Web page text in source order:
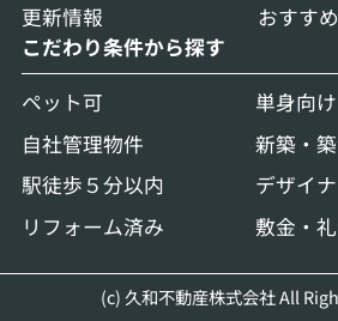
更新情報
おすす
こだわり条件から探す
ペット可
自社管理物件
駅徒歩５分以内
リフォーム済み
単身向
新築・
デザイ
敷金・
(c) 久和不動産株式会社 All